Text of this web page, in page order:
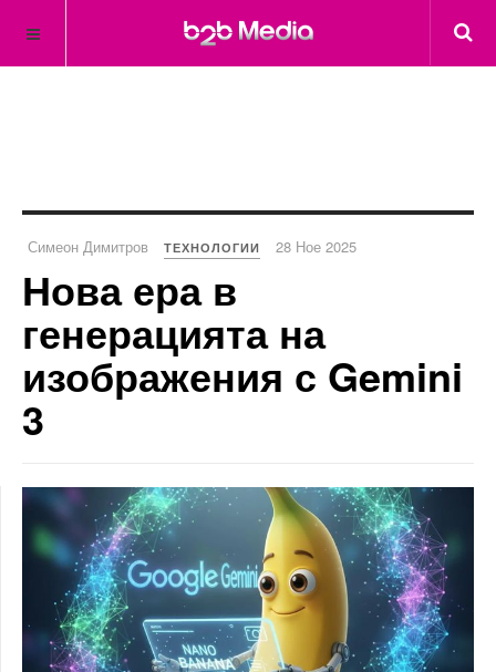
Симеон Димитров ТЕХНОЛОГИИ 28 Ное 2025
Нова ера в
генерацията на
изображения с Gemini
3